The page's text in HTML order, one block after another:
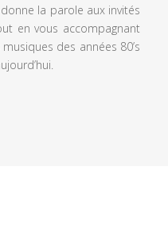
la parole aux invités
en vous accompagnant
des années 80’s